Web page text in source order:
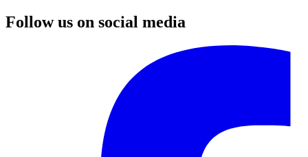
Follow us on social media